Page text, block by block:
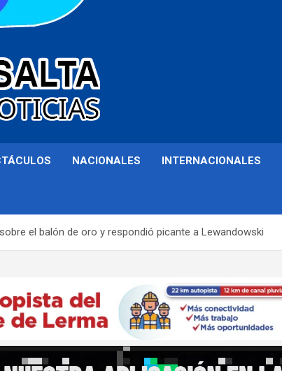
NACIONALES INTERNACIONALES
el balón de oro y respondió picante a Lewandowski